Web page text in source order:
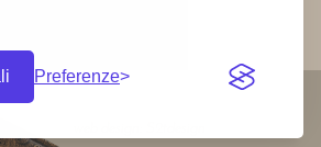
Preferenze